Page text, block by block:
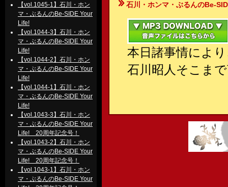
【vol.1045-1】石川・ホン
マ・ぶるんのBe-SIDE Your
Life!
【vol.1044-3】石川・ホン
マ・ぶるんのBe-SIDE Your
Life!
【vol.1044-2】石川・ホン
マ・ぶるんのBe-SIDE Your
Life!
【vol.1044-1】石川・ホン
マ・ぶるんのBe-SIDE Your
Life!
【vol.1043-3】石川・ホン
マ・ぶるんのBe-SIDE Your
Life! 20周年記念号！
【vol.1043-2】石川・ホン
マ・ぶるんのBe-SIDE Your
Life! 20周年記念号！
【vol.1043-1】石川・ホン
マ・ぶるんのBe-SIDE Your
石川・ホンマ・ぶるんのBe-
本日諸事情によ
石川昭人そこま